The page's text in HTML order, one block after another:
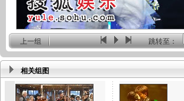
上一组 跳转至：
相关组图